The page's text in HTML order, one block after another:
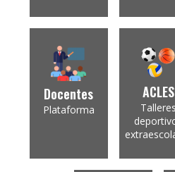
Docentes
Plataforma
ACLES
Talleres